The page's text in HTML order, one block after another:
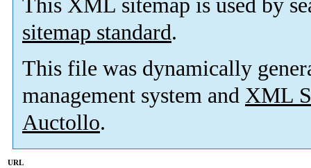
This XML sitemap is used by
sitemap standard.
This file was dynamically
management system and XML
Auctollo.
URL